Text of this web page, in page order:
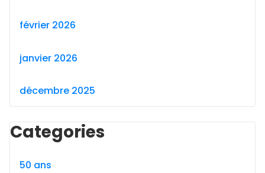
février 2026
janvier 2026
décembre 2025
Categories
50 ans